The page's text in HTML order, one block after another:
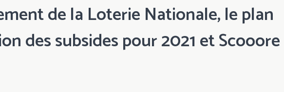
de la Loterie Nationale, le plan
des subsides pour 2021 et Scooore